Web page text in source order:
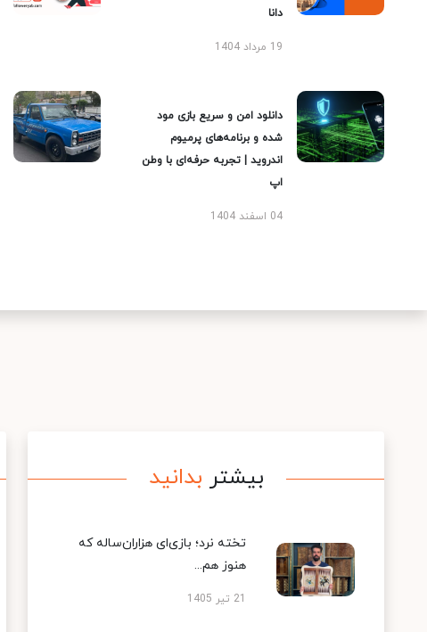
دانا
19 مرداد 1404
دانلود امن و سریع بازی مود
شده و برنامه‌های پرمیوم
اندروید | تجربه حرفه‌ای با وطن
اپ
04 اسفند 1404
بیشتر بدانید
تخته نرد؛ بازی‌ای هزاران‌ساله که
هنوز هم...
21 تیر 1405